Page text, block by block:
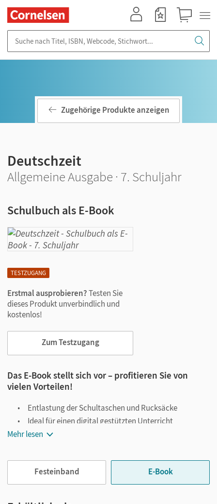
TESTZUGANG
Erstmal ausprobieren?Testen Sie
dieses Produkt unverbindlich und
kostenlos!
Zum Testzugang
Zugehörige Produkte anzeigen
Deutschzeit
Allgemeine Ausgabe · 7. Schuljahr
Schulbuch als E-Book
Das E-Book stellt sich vor – profitieren Sie von
vielen Vorteilen!
Entlastung der Schultaschen und Rucksäcke
Ideal für einen digital gestützten Unterricht
Notiz- und Markierungsmöglichkeit
Viele digitale Funktionen unterstützen das Lehren und
Lernen:
Mehr lesen
Festeinband E-Book